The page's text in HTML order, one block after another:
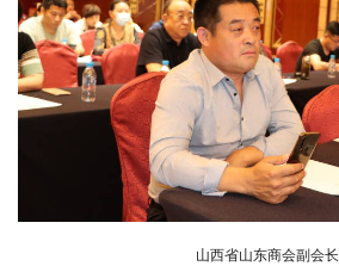
山西省山东商会副会长